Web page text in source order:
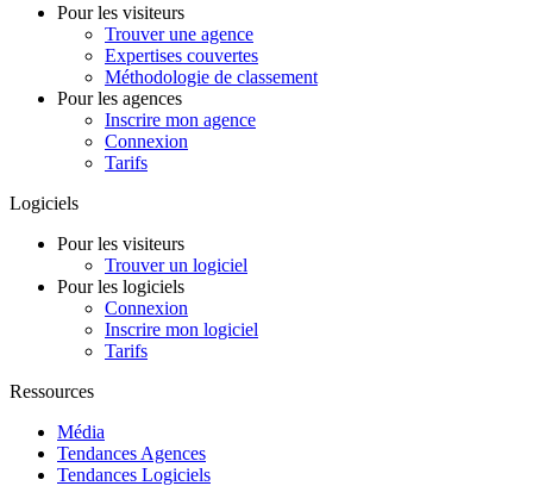
Pour les visiteurs
Trouver une agence
Expertises couvertes
Méthodologie de classement
Pour les agences
Inscrire mon agence
Connexion
Tarifs
Logiciels
Pour les visiteurs
Trouver un logiciel
Pour les logiciels
Connexion
Inscrire mon logiciel
Tarifs
Ressources
Média
Tendances Agences
Tendances Logiciels